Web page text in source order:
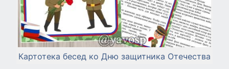
Картотека бесед ко Дню защитника Отечества